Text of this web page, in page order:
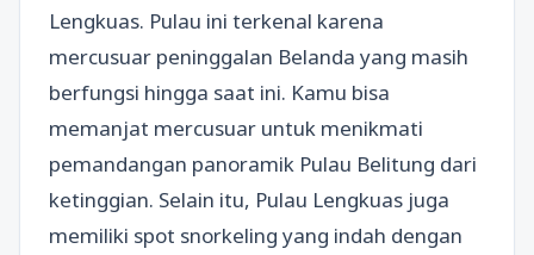
Lengkuas. Pulau ini terkenal karena
mercusuar peninggalan Belanda yang masih
berfungsi hingga saat ini. Kamu bisa
memanjat mercusuar untuk menikmati
pemandangan panoramik Pulau Belitung dari
ketinggian. Selain itu, Pulau Lengkuas juga
memiliki spot snorkeling yang indah dengan